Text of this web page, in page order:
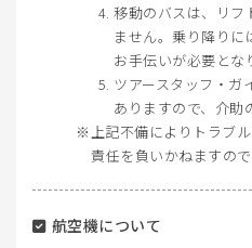
移動のバスは、リフ
ません。乗り降りに
お手伝いが必要とな
ツアースタッフ・ガ
ありますので、介助
上記不備によりトラブ
責任を負いかねますの
航空機について